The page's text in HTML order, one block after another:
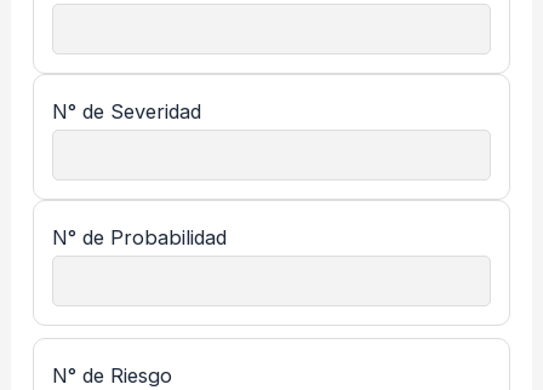
N° de Severidad
N° de Probabilidad
N° de Riesgo